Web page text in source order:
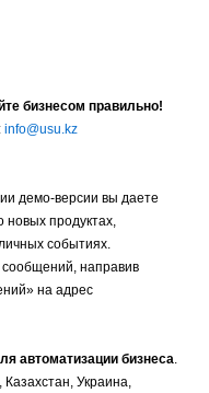
бизнесом правильно!
info@usu.kz
демо-версии вы даете
новых продуктах,
событиях.
сообщений, направив
на адрес
автоматизации бизнеса.
Украина,